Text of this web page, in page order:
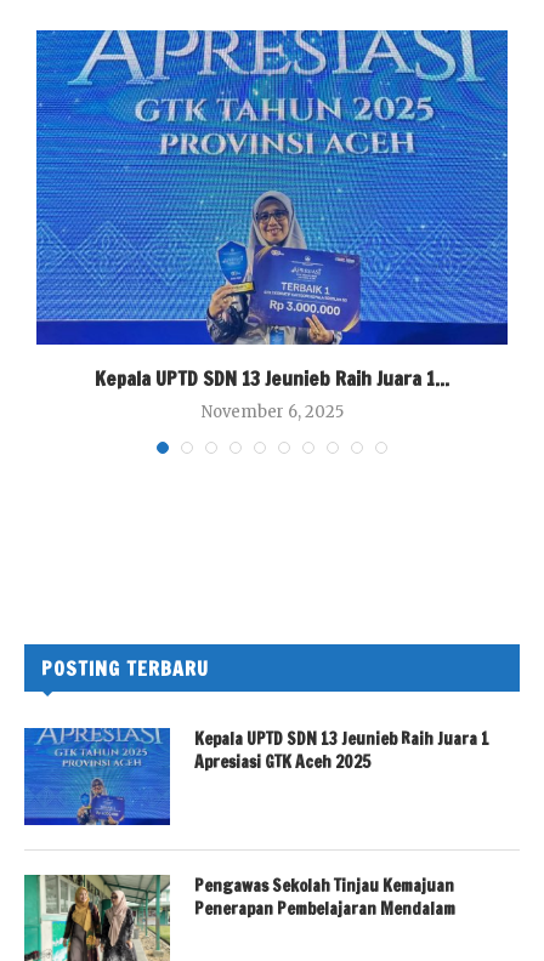
Kepala UPTD SDN 13 Jeunieb Raih Juara 1...
November 6, 2025
POSTING TERBARU
Kepala UPTD SDN 13 Jeunieb Raih Juara 1
Apresiasi GTK Aceh 2025
Pengawas Sekolah Tinjau Kemajuan
Penerapan Pembelajaran Mendalam